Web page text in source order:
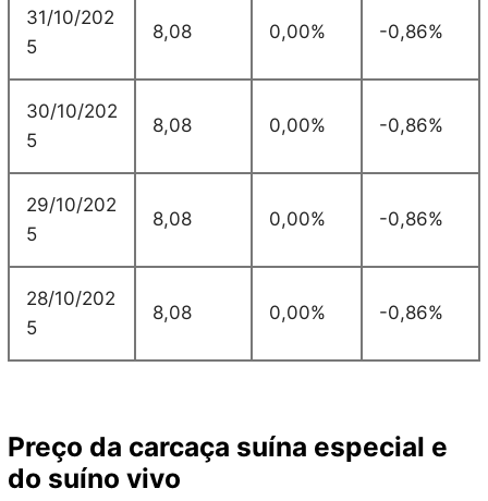
31/10/202
5
8,08 0,00% -0,86%
30/10/202
5
8,08 0,00% -0,86%
29/10/202
5
8,08 0,00% -0,86%
28/10/202
5
8,08 0,00% -0,86%
Preço da carcaça suína especial e
do suíno vivo